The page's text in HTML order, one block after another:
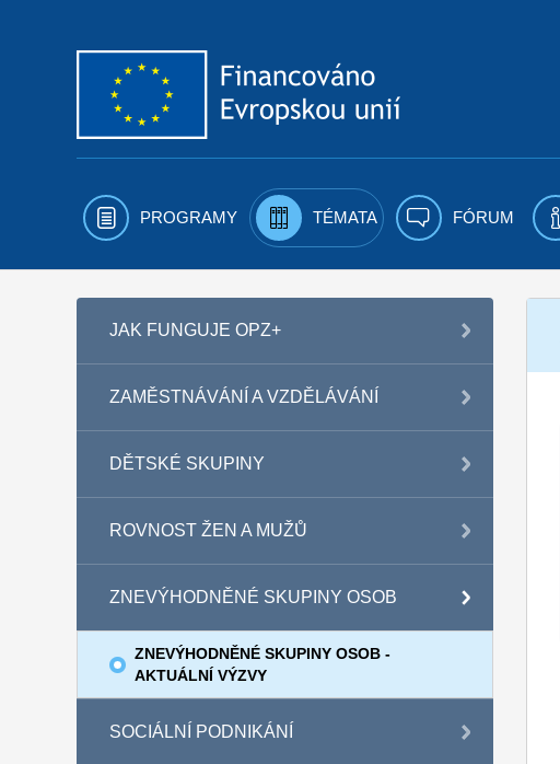
PROGRAMY TÉMATA FÓRUM
JAK FUNGUJE OPZ+
ZAMĚSTNÁVÁNÍ A VZDĚLÁVÁNÍ
DĚTSKÉ SKUPINY
ROVNOST ŽEN A MUŽŮ
ZNEVÝHODNĚNÉ SKUPINY OSOB
ZNEVÝHODNĚNÉ SKUPINY OSOB -
AKTUÁLNÍ VÝZVY
SOCIÁLNÍ PODNIKÁNÍ